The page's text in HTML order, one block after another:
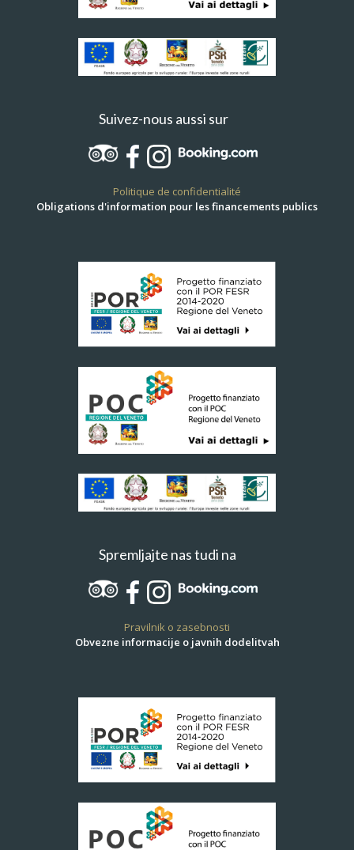
Suivez-nous aussi sur
Politique de confidentialité
Obligations d'information pour les financements publics
Spremljajte nas tudi na
Pravilnik o zasebnosti
Obvezne informacije o javnih dodelitvah